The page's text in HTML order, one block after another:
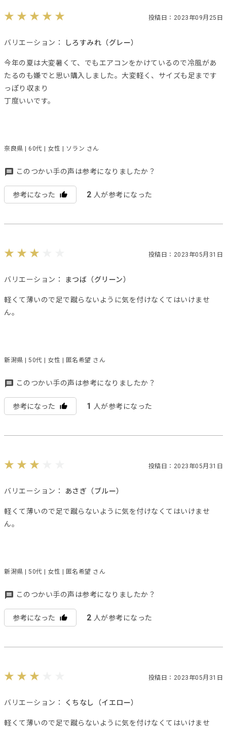
投稿日：2023年09月25日
バリエーション： しろすみれ（グレー）
今年の夏は大変暑くて、でもエアコンをかけているので冷風があ
たるのも嫌でと思い購入しました。大変軽く、サイズも足まです
っぽり収まり
丁度いいです。
奈良県 | 60代 | 女性 | ソラン さん
このつかい手の声は参考になりましたか？
参考になった 2 人が参考になった
投稿日：2023年05月31日
バリエーション： まつば（グリーン）
軽くて薄いので足で蹴らないように気を付けなくてはいけませ
ん。
新潟県 | 50代 | 女性 | 匿名希望 さん
このつかい手の声は参考になりましたか？
参考になった 1 人が参考になった
投稿日：2023年05月31日
バリエーション： あさぎ（ブルー）
軽くて薄いので足で蹴らないように気を付けなくてはいけませ
ん。
新潟県 | 50代 | 女性 | 匿名希望 さん
このつかい手の声は参考になりましたか？
参考になった 2 人が参考になった
投稿日：2023年05月31日
バリエーション： くちなし（イエロー）
軽くて薄いので足で蹴らないように気を付けなくてはいけませ